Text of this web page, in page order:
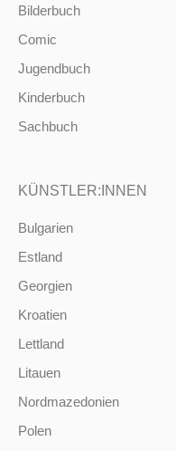
Bilderbuch
Comic
Jugendbuch
Kinderbuch
Sachbuch
KÜNSTLER:INNEN
Bulgarien
Estland
Georgien
Kroatien
Lettland
Litauen
Nordmazedonien
Polen